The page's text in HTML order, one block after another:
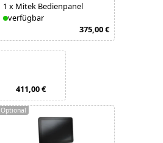
1 x Mitek Bedienpanel
verfügbar
375,00 €
411,00 €
Optional